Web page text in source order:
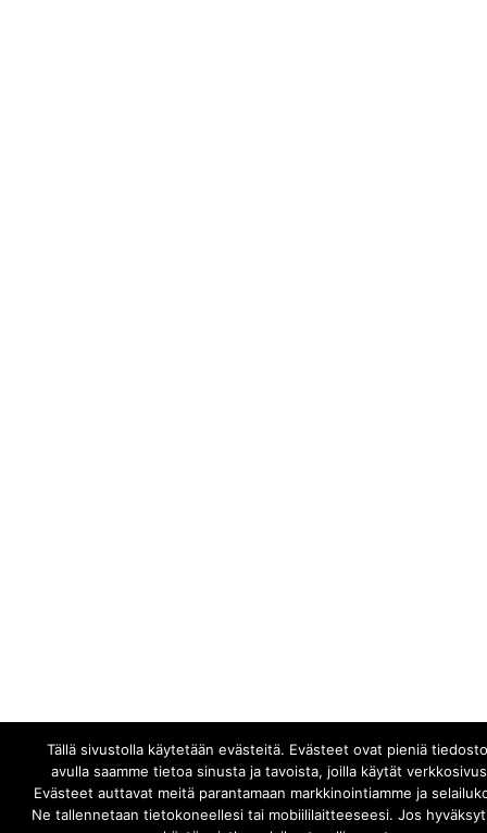
Tällä sivustolla käytetään evästeitä. Evästeet ovat pieniä
avulla saamme tietoa sinusta ja tavoista, joilla käytät
Evästeet auttavat meitä parantamaan markkinointiamme ja
Ne tallennetaan tietokoneellesi tai mobiililaitteeseesi. Jos